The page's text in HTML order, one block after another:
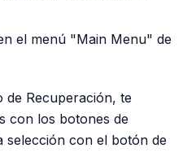
el menú "Main Menu" de
de Recuperación, te
con los botones de
con el botón de